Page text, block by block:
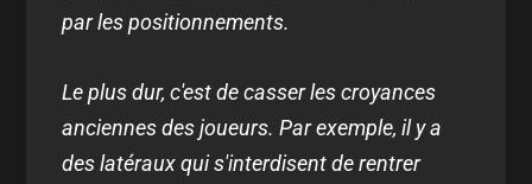
par les positionnements.
Le plus dur, c'est de casser les croyances
anciennes des joueurs. Par exemple, il y a
des latéraux qui s'interdisent de rentrer